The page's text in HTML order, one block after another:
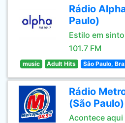
Rádio
Paulo)
Estilo em
101.7 FM
music Adult Hits São Paulo,
Rádio
(São Paulo)
Acontece aqui